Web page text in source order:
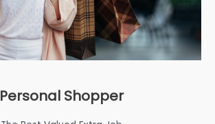
Personal Shopper